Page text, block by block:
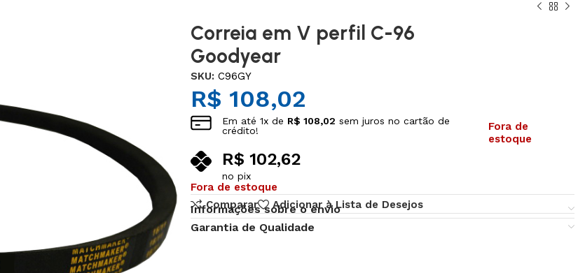
Correia em V perfil C-96
Goodyear
SKU:C96GY
R$ 108,02
Em até1x de R$ 108,02 sem juros no cartão de
crédito!
R$ 102,62
no pix
Fora de
estoque
Fora de estoque
Comparar
Adicionar à Lista de Desejos
Informações sobre o envio
Garantia de Qualidade